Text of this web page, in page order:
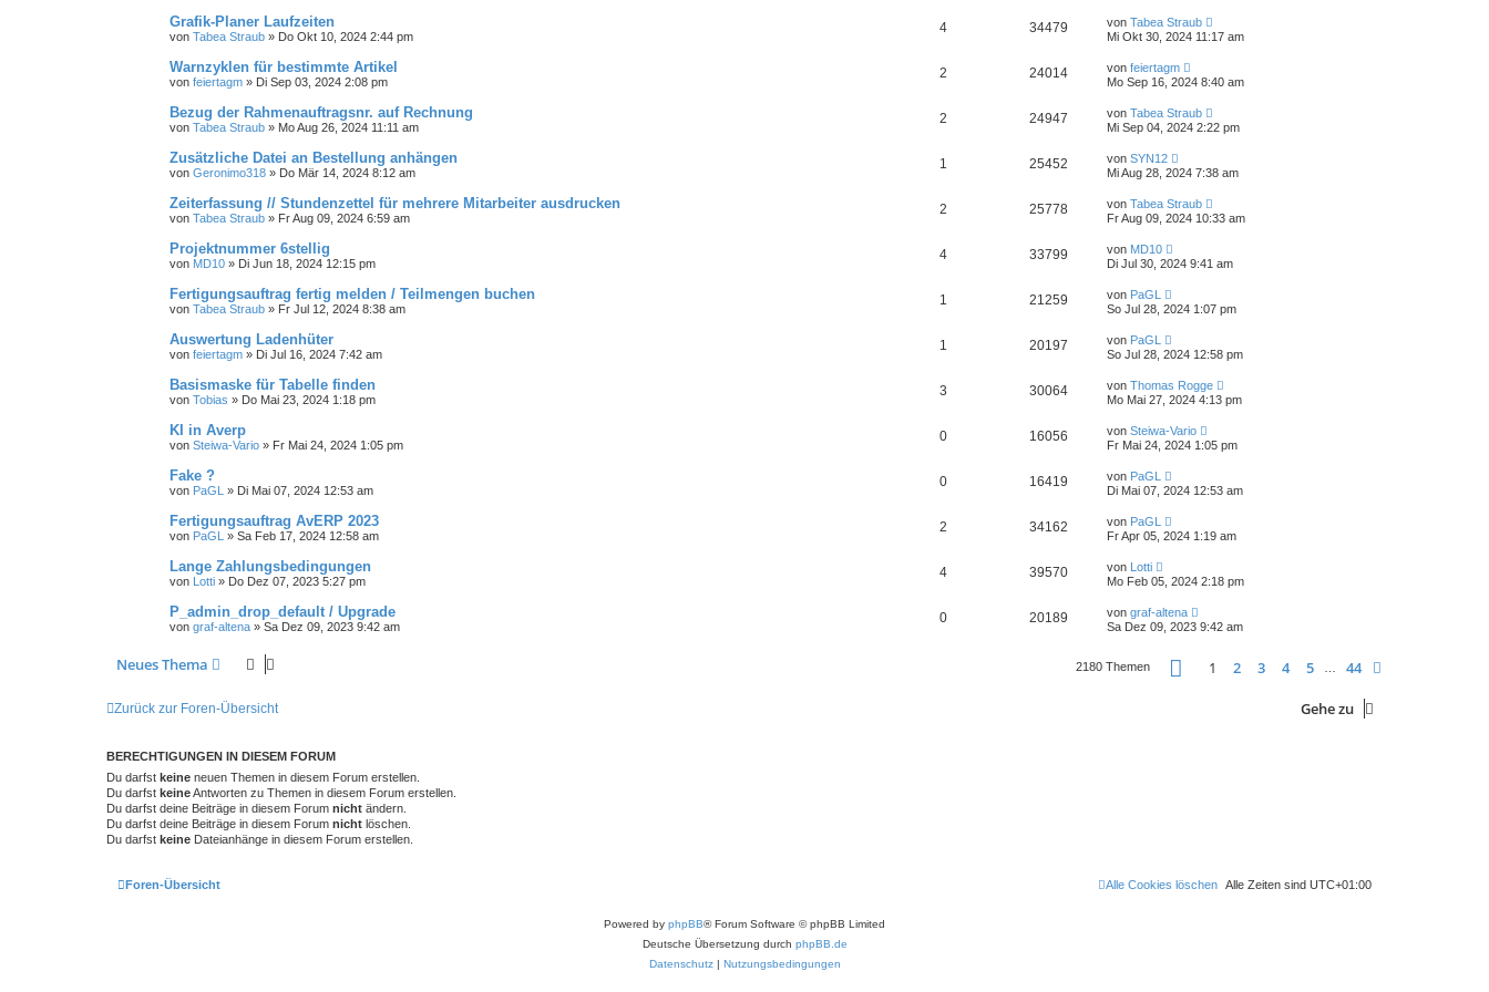
Grafik-Planer Laufzeiten
von Tabea Straub » Do Okt 10, 2024 2:44 pm
4 34479 von Tabea Straub
Mi Okt 30, 2024 11:17 am
Warnzyklen für bestimmte Artikel
von feiertagm » Di Sep 03, 2024 2:08 pm
2 24014 von feiertagm
Mo Sep 16, 2024 8:40 am
Bezug der Rahmenauftragsnr. auf Rechnung
von Tabea Straub » Mo Aug 26, 2024 11:11 am
2 24947 von Tabea Straub
Mi Sep 04, 2024 2:22 pm
Zusätzliche Datei an Bestellung anhängen
von Geronimo318 » Do Mär 14, 2024 8:12 am
1 25452 von SYN12
Mi Aug 28, 2024 7:38 am
Zeiterfassung // Stundenzettel für mehrere Mitarbeiter ausdrucken
von Tabea Straub » Fr Aug 09, 2024 6:59 am
2 25778 von Tabea Straub
Fr Aug 09, 2024 10:33 am
Projektnummer 6stellig
von MD10 » Di Jun 18, 2024 12:15 pm
4 33799 von MD10
Di Jul 30, 2024 9:41 am
Fertigungsauftrag fertig melden / Teilmengen buchen
von Tabea Straub » Fr Jul 12, 2024 8:38 am
1 21259 von PaGL
So Jul 28, 2024 1:07 pm
Auswertung Ladenhüter
von feiertagm » Di Jul 16, 2024 7:42 am
1 20197 von PaGL
So Jul 28, 2024 12:58 pm
Basismaske für Tabelle finden
von Tobias » Do Mai 23, 2024 1:18 pm
3 30064 von Thomas Rogge
Mo Mai 27, 2024 4:13 pm
KI in Averp
von Steiwa-Vario » Fr Mai 24, 2024 1:05 pm
0 16056 von Steiwa-Vario
Fr Mai 24, 2024 1:05 pm
Fake ?
von PaGL » Di Mai 07, 2024 12:53 am
0 16419 von PaGL
Di Mai 07, 2024 12:53 am
Fertigungsauftrag AvERP 2023
von PaGL » Sa Feb 17, 2024 12:58 am
2 34162 von PaGL
Fr Apr 05, 2024 1:19 am
Lange Zahlungsbedingungen
von Lotti » Do Dez 07, 2023 5:27 pm
4 39570 von Lotti
Mo Feb 05, 2024 2:18 pm
P_admin_drop_default / Upgrade
von graf-altena » Sa Dez 09, 2023 9:42 am
0 20189 von graf-altena
Sa Dez 09, 2023 9:42 am
Neues Thema 2180 Themen Seite von44
1 2 3 4 5 44
Zurück zur Foren-Übersicht Gehe zu
BERECHTIGUNGEN IN DIESEM FORUM
Du darfst keine neuen Themen in diesem Forum erstellen.
Du darfst keineAntworten zu Themen in diesem Forum erstellen.
Du darfst deine Beiträge in diesem Forum nicht ändern.
Du darfst deine Beiträge in diesem Forum nicht löschen.
Du darfst keine Dateianhänge in diesem Forum erstellen.
Foren-Übersicht Alle Zeiten sind UTC+01:00
Alle Cookies löschen
Powered by phpBB® Forum Software © phpBB Limited
Deutsche Übersetzung durch phpBB.de
Datenschutz| Nutzungsbedingungen